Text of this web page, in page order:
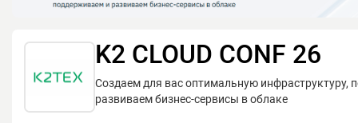
K2 CLOUD CONF 26
Создаем для вас оптимальную инфраструктуру,
развиваем бизнес-сервисы в облаке
СПРАВКА
Посетителям